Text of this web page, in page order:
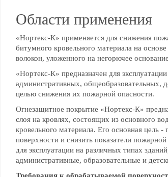
Области применения
«Нортекс-К» применяется для снижения
битумного кровельного материала на
волокон, уложенного на негорючее
«Нортекс-К» предназначен для
административных, общеобразовательных,
целью снижения их пожарной опасности.
Огнезащитное покрытие «Нортекс-К»
слоя на кровлях, состоящих из основного
кровельного материала. Его основная цель
поверхности и снизить показатели
для эксплуатации на различных типах
административные, образовательные и